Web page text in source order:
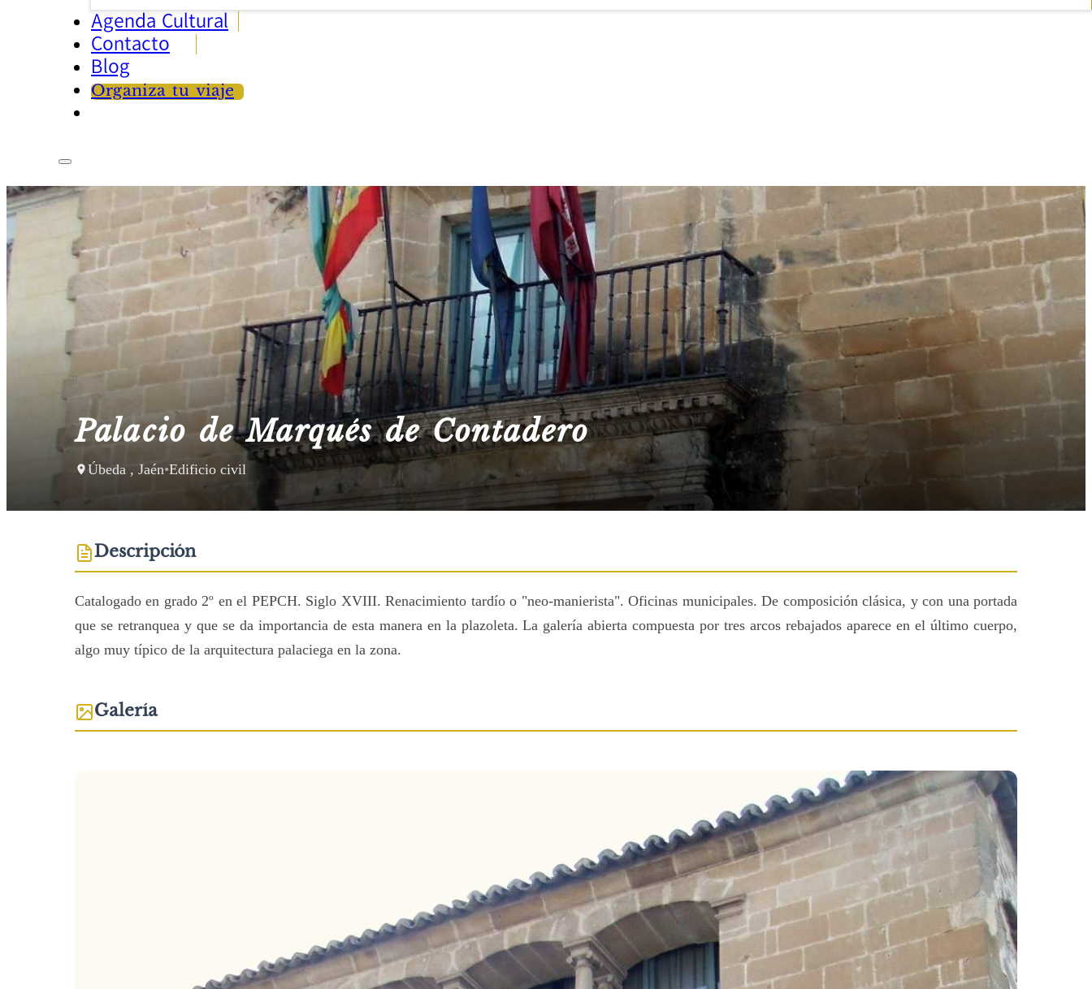
Agenda Cultural
Contacto
Blog
Organiza tu viaje
Palacio de Marqués de Contadero
Úbeda , Jaén•Edificio civil
Descripción
Catalogado en grado 2º en el PEPCH. Siglo XVIII. Renacimiento tardío o "neo-manierista". Oficinas municipales. De composición clásica, y con una portada
que se retranquea y que se da importancia de esta manera en la plazoleta. La galería abierta compuesta por tres arcos rebajados aparece en el último cuerpo,
algo muy típico de la arquitectura palaciega en la zona.
Galería